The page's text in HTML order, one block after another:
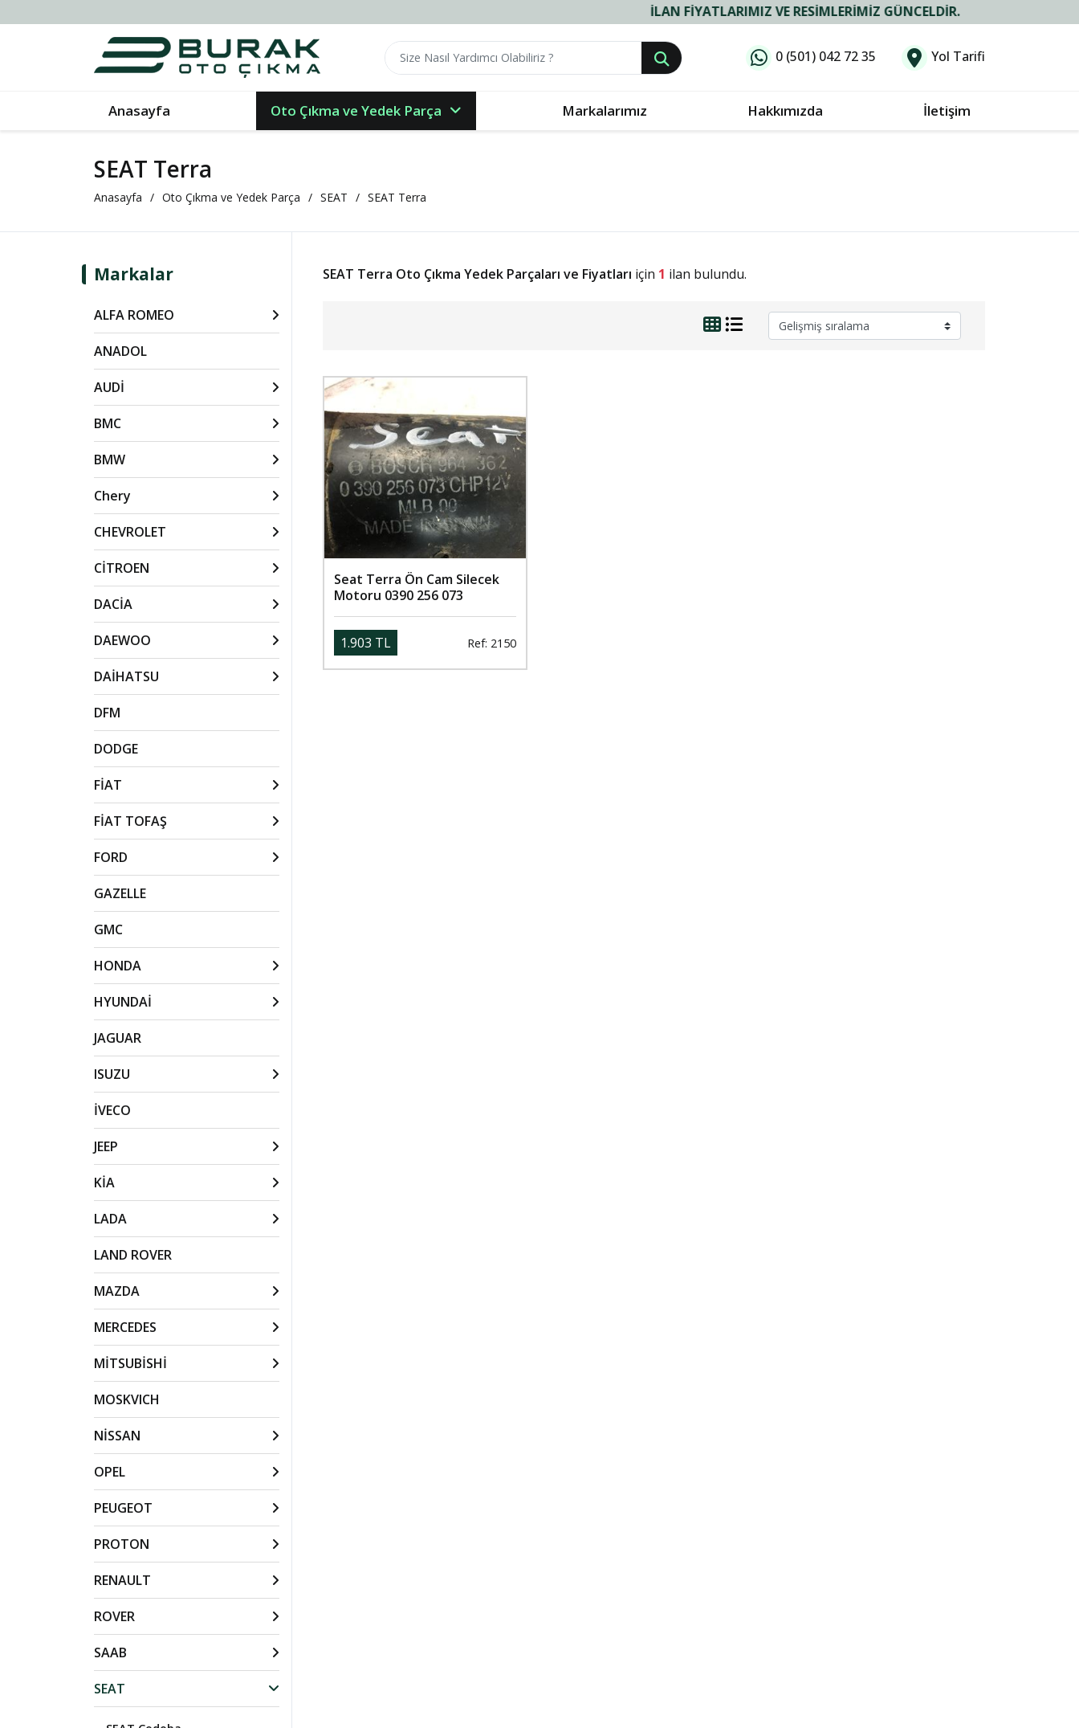
İLAN FIYATLARIMIZ VE RESIMLERIMIZ GÜNCELDIR.
0 (501) 042 72 35 Yol Tarifi
Anasayfa Oto Çıkma ve Yedek Parça Markalarımız Hakkımızda İletişim
SEAT Terra
Anasayfa Oto Çıkma ve Yedek Parça SEAT SEAT Terra
Markalar
ALFA ROMEO
ANADOL
AUDİ
BMC
BMW
Chery
CHEVROLET
CİTROEN
DACİA
DAEWOO
DAİHATSU
DFM
DODGE
FİAT
FİAT TOFAŞ
FORD
GAZELLE
GMC
HONDA
HYUNDAİ
JAGUAR
ISUZU
İVECO
JEEP
KİA
LADA
LAND ROVER
MAZDA
MERCEDES
MİTSUBİSHİ
MOSKVICH
NİSSAN
OPEL
PEUGEOT
PROTON
RENAULT
ROVER
SAAB
SEAT
SEAT Terra Oto Çıkma Yedek Parçaları ve Fiyatları için 1 ilan bulundu.
Seat Terra Ön Cam Silecek
Motoru 0390 256 073
1.903 TL Ref: 2150